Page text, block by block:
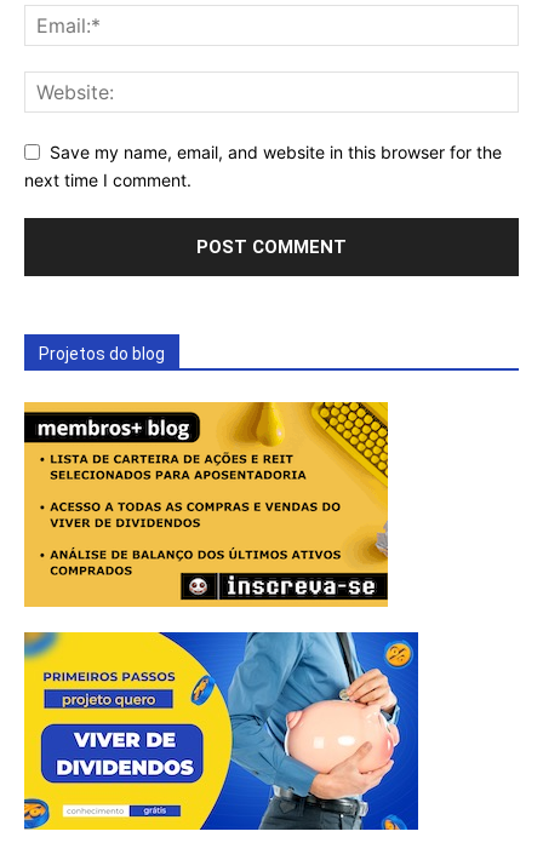
Save my name, email, and website in this browser for the
next time I comment.
Projetos do blog